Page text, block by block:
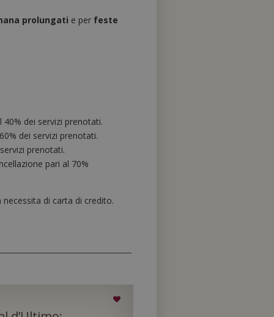
prolungati e per feste
dei servizi prenotati.
dei servizi prenotati.
prenotati.
pari al 70%
di carta di credito.